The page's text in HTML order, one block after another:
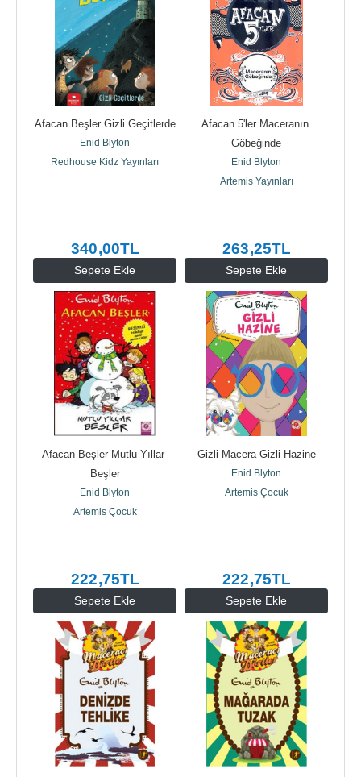
Sepete Ekle
Afacan Beşler Gizli Geçitlerde
Enid Blyton
Redhouse Kidz Yayınları
340,00TL
Sepete Ekle
Afacan 5'ler Maceranın
Göbeğinde
Enid Blyton
Artemis Yayınları
263,25TL
Sepete Ekle
Afacan Beşler-Mutlu Yıllar
Beşler
Enid Blyton
Artemis Çocuk
222,75TL
Sepete Ekle
Gizli Macera-Gizli Hazine
Enid Blyton
Artemis Çocuk
222,75TL